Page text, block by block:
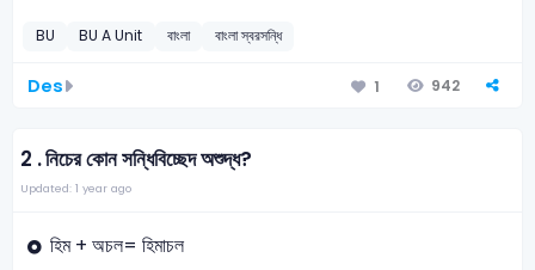
BU BU A Unit বাংলা বাংলা স্বরসন্ধি
Des 1 942
2 .নিচের কোন সন্ধিবিচ্ছেদ অশুদ্ধ?
Updated: 1 year ago
হিম + অচল= হিমাচল